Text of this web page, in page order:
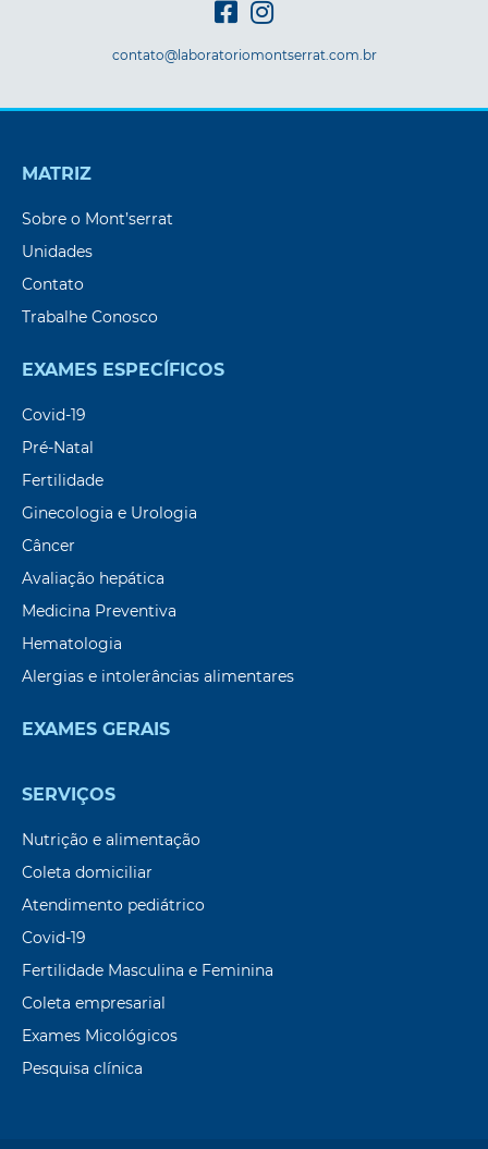
contato@laboratoriomontserrat.com.br
MATRIZ
Sobre o Mont’serrat
Unidades
Contato
Trabalhe Conosco
EXAMES ESPECÍFICOS
Covid-19
Pré-Natal
Fertilidade
Ginecologia e Urologia
Câncer
Avaliação hepática
Medicina Preventiva
Hematologia
Alergias e intolerâncias alimentares
EXAMES GERAIS
SERVIÇOS
Nutrição e alimentação
Coleta domiciliar
Atendimento pediátrico
Covid-19
Fertilidade Masculina e Feminina
Coleta empresarial
Exames Micológicos
Pesquisa clínica